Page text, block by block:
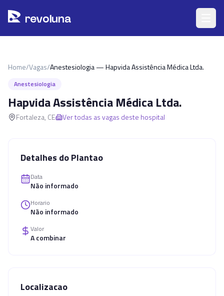
revoluna
Home/Vagas/Anestesiologia — Hapvida Assistência Médica Ltda.
Anestesiologia
Hapvida Assistência Médica Ltda.
Fortaleza, CE Ver todas as vagas deste hospital
Detalhes do Plantao
Data
Não informado
Horario
Não informado
Valor
A combinar
Localizacao